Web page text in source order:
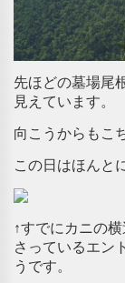
先ほどの墓場尾
見えています。
向こうからもこ
この日はほんと
↑すでにカニの
さっているエン
うです。